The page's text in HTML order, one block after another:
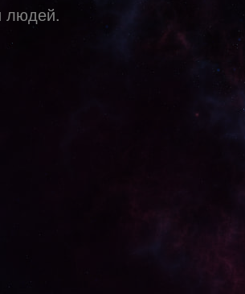
людей.